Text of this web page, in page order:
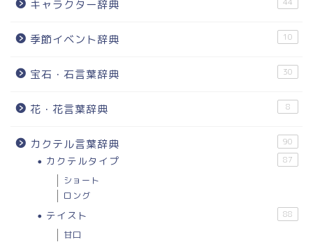
キャラクター辞典
季節イベント辞典 10
宝石・石言葉辞典 30
花・花言葉辞典 8
カクテル言葉辞典 90
カクテルタイプ 87
ショート
ロング
テイスト 88
甘口